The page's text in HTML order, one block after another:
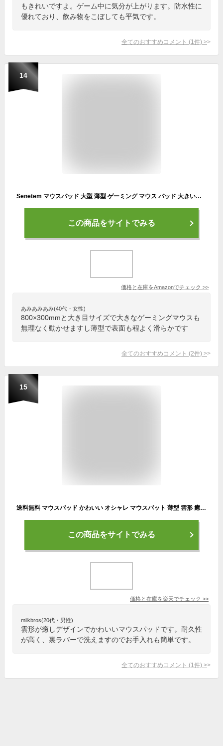
もきれいですよ。ゲーム中に気分が上がります。防水性に
優れており、飲み物をこぼしても平気です。
全てのおすすめコメント (1 件) >
14
Senetem マウスパッド 大型 薄型 ゲーミング マウス パッド 大きいキーボードパッド 800×300×2mm 滑り止め レーザー&光学式マウス対応 黒 XL(80*30cm)
この商品をサイトでみる
価格と在庫をAmazonでチェック >>
あみあみあみ(40代・女性)
800×300mmと大き目サイズで大きなゲーミングマウスも
無理なく動かせますし薄型で表面も程よく滑らかです
全てのおすすめコメント (2件) >
15
送料無料 マウスパッド かわいい オシャレ マウスパット 薄型 雲形 癒しデザイン 耐久性 裏ラバー 洗える ゲーミング パソコン マウス パッド 手首 可愛い 疲労 軽減 防水 PC パソコン オフィス 在宅勤務
この商品をサイトでみる
価格と在庫を楽天でチェック >>
milkbros(20代・男性)
雲形が癒しデザインでかわいいマウスパッドです。耐久性
が高く、裏ラバーで洗えますのでお手入れも簡単です。
全てのおすすめコメント (1 件) >